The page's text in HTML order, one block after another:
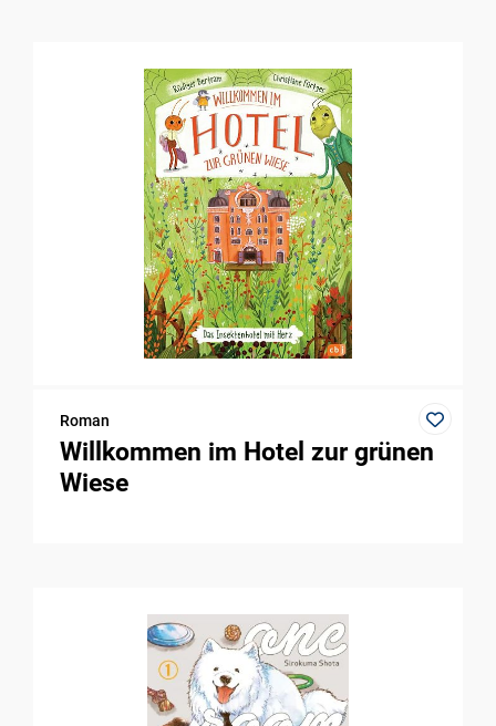
Roman
Willkommen im Hotel zur grünen
Wiese